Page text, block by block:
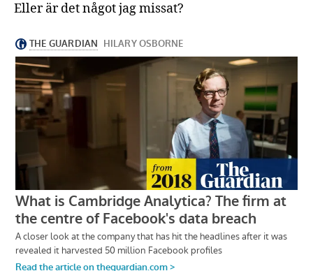
Eller är det något jag missat?